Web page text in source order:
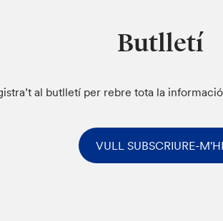
Butlletí
al butlletí per rebre tota la
VULL SUBSCRIURE-M'HI